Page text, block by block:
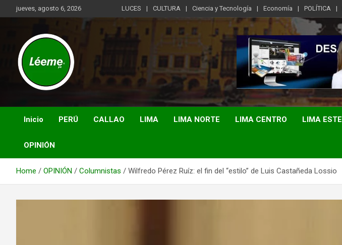
to
jueves, agosto 6, 2026 LUCES CULTURA Ciencia y Tecnología Economía POLÍTICA
Léeme.pe
Noticias de actualidad del mundo distrital, vecinal, municipal y
de negocios a nivel de Lima Metropolitana, sin descuidar las
noticias de alcance nacional.
Inicio PERÚ CALLAO LIMA LIMA NORTE LIMA CENTRO LIMA ESTE
OPINIÓN
Home OPINIÓN Columnistas Wilfredo Pérez Ruíz: el fin del “estilo” de Luis Castañeda Lossio